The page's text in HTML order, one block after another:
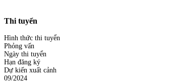
Thi tuyển
Hình thức thi tuyển
Phỏng vấn
Ngày thi tuyển
Hạn đăng ký
Dự kiến xuất cảnh
09/2024